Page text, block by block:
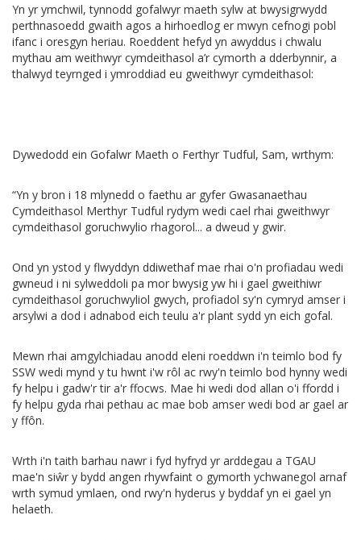
Yn yr ymchwil, tynnodd gofalwyr maeth sylw at bwysigrwydd
perthnasoedd gwaith agos a hirhoedlog er mwyn cefnogi pobl
ifanc i oresgyn heriau. Roeddent hefyd yn awyddus i chwalu
mythau am weithwyr cymdeithasol a’r cymorth a dderbynnir, a
thalwyd teyrnged i ymroddiad eu gweithwyr cymdeithasol:
Dywedodd ein Gofalwr Maeth o Ferthyr Tudful, Sam, wrthym:
“Yn y bron i 18 mlynedd o faethu ar gyfer Gwasanaethau
Cymdeithasol Merthyr Tudful rydym wedi cael rhai gweithwyr
cymdeithasol goruchwylio rhagorol... a dweud y gwir.
Ond yn ystod y flwyddyn ddiwethaf mae rhai o'n profiadau wedi
gwneud i ni sylweddoli pa mor bwysig yw hi i gael gweithiwr
cymdeithasol goruchwyliol gwych, profiadol sy'n cymryd amser i
arsylwi a dod i adnabod eich teulu a'r plant sydd yn eich gofal.
Mewn rhai amgylchiadau anodd eleni roeddwn i'n teimlo bod fy
SSW wedi mynd y tu hwnt i'w rôl ac rwy'n teimlo bod hynny wedi
fy helpu i gadw'r tir a'r ffocws. Mae hi wedi dod allan o'i ffordd i
fy helpu gyda rhai pethau ac mae bob amser wedi bod ar gael ar
y ffôn.
Wrth i'n taith barhau nawr i fyd hyfryd yr arddegau a TGAU
mae'n siŵr y bydd angen rhywfaint o gymorth ychwanegol arnaf
wrth symud ymlaen, ond rwy'n hyderus y byddaf yn ei gael yn
helaeth.